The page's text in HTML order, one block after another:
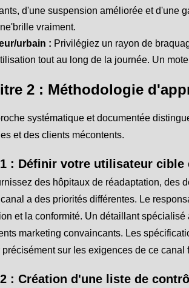
d'une suspension améliorée et d'une
vraiment.
urbain : Privilégiez un rayon de
tout au long de la journée. Un
2 : Méthodologie
systématique et documentée
et des clients mécontents.
: Définir votre utilisateur cible
des hôpitaux de réadaptation, des
a des priorités différentes. Le
et la conformité. Un détaillant
marketing convaincants. Les
sur les exigences de ce canal
: Création d'une liste de